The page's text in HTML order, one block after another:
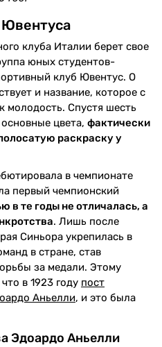
клуба Италии берет свое
юных студентов-
клуб Ювентус. О
и название, которое с
молодость. Спустя шесть
цвета, фактически
раскраску у
в чемпионате
первый чемпионский
в те годы не отличалась, а
. Лишь после
Синьора укрепилась в
в стране, став
за медали. Этому
в 1923 году пост
Аньелли, и это была
Эдоардо Аньелли